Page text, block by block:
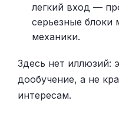
легкий вход —
серьезные блоки
механики.
Здесь нет иллюзий:
дообучение, а не
интересам.